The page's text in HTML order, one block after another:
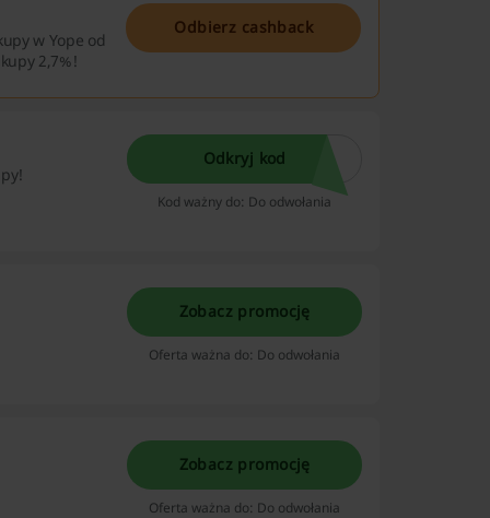
w Yope od
2,7%!
Odbierz cashback
Odkryj kod
Kod ważny do: Do odwołania
Zobacz promocję
Oferta ważna do: Do odwołania
Zobacz promocję
Oferta ważna do: Do odwołania